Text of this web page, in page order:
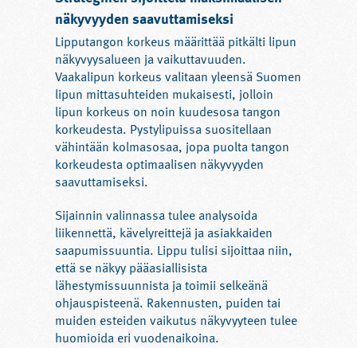
näkyvyyden saavuttamiseksi
Lipputangon korkeus määrittää pitkälti lipun
näkyvyysalueen ja vaikuttavuuden.
Vaakalipun korkeus valitaan yleensä Suomen
lipun mittasuhteiden mukaisesti, jolloin
lipun korkeus on noin kuudesosa tangon
korkeudesta. Pystylipuissa suositellaan
vähintään kolmasosaa, jopa puolta tangon
korkeudesta optimaalisen näkyvyyden
saavuttamiseksi.
Sijainnin valinnassa tulee analysoida
liikennettä, kävelyreittejä ja asiakkaiden
saapumissuuntia. Lippu tulisi sijoittaa niin,
että se näkyy pääasiallisista
lähestymissuunnista ja toimii selkeänä
ohjauspisteenä. Rakennusten, puiden tai
muiden esteiden vaikutus näkyvyyteen tulee
huomioida eri vuodenaikoina.